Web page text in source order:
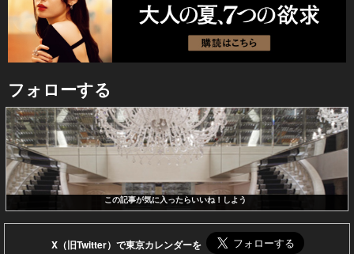
フォローする
この記事が気に入ったらいいね！しよう
X（旧Twitter）で東京カレンダーを